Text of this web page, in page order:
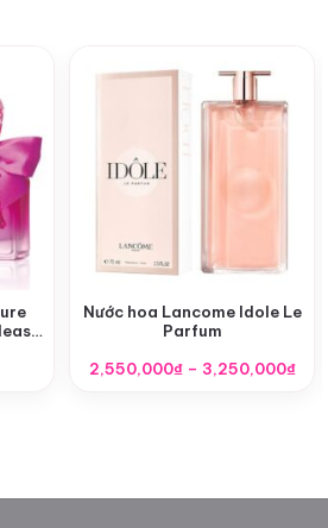
Nước hoa Lancome Idole Le
Parfum
2,550,000₫ – 3,250,000₫